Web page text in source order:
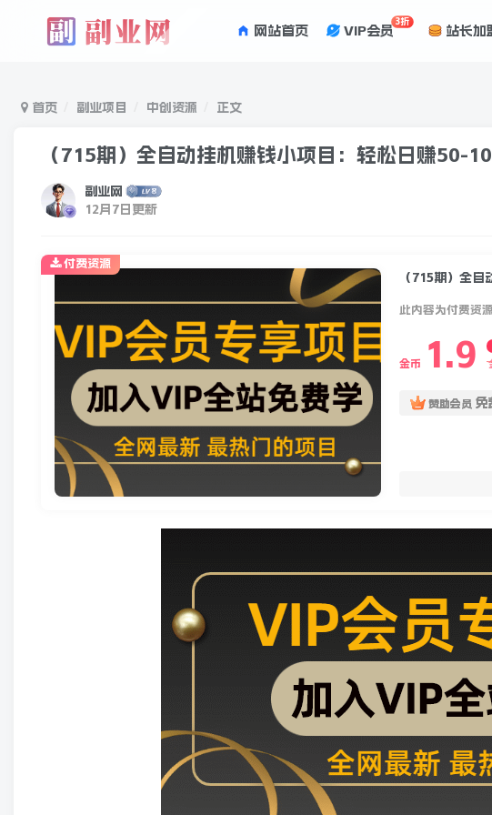
网站首页 VIP会员
3折
站长加
首页 副业项目 中创资源 正文
（715期）全自动挂机赚钱小项目：轻松日赚50-
副业网
12月7日更新
此内容为付费资
金币 1.9
赞助会员 免
付费资源